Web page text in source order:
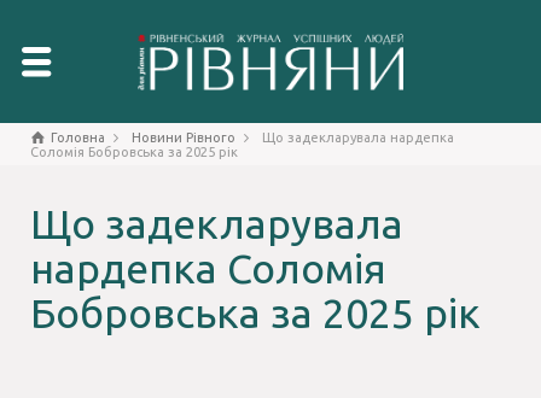
Головна Новини Рівного
Що задекларувала нардепка
Соломія Бобровська за 2025 рік
Що задекларувала
нардепка Соломія
Бобровська за 2025 рік